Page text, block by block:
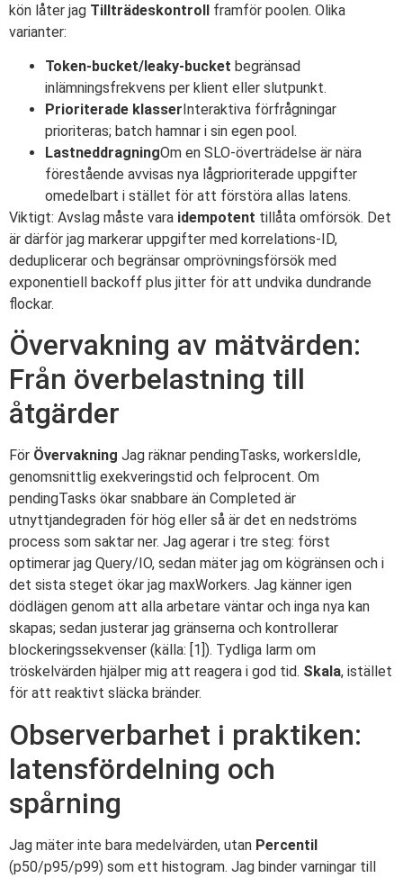
kön låter jag Tillträdeskontroll framför poolen. Olika
varianter:
Token-bucket/leaky-bucket begränsad
inlämningsfrekvens per klient eller slutpunkt.
Prioriterade klasserInteraktiva förfrågningar
prioriteras; batch hamnar i sin egen pool.
LastneddragningOm en SLO-överträdelse är nära
förestående avvisas nya lågprioriterade uppgifter
omedelbart i stället för att förstöra allas latens.
Viktigt: Avslag måste vara idempotent tillåta omförsök. Det
är därför jag markerar uppgifter med korrelations-ID,
deduplicerar och begränsar omprövningsförsök med
exponentiell backoff plus jitter för att undvika dundrande
flockar.
Övervakning av mätvärden:
Från överbelastning till
åtgärder
För Övervakning Jag räknar pendingTasks, workersIdle,
genomsnittlig exekveringstid och felprocent. Om
pendingTasks ökar snabbare än Completed är
utnyttjandegraden för hög eller så är det en nedströms
process som saktar ner. Jag agerar i tre steg: först
optimerar jag Query/IO, sedan mäter jag om kögränsen och i
det sista steget ökar jag maxWorkers. Jag känner igen
dödlägen genom att alla arbetare väntar och inga nya kan
skapas; sedan justerar jag gränserna och kontrollerar
blockeringssekvenser (källa: [1]). Tydliga larm om
tröskelvärden hjälper mig att reagera i god tid. Skala, istället
för att reaktivt släcka bränder.
Observerbarhet i praktiken:
latensfördelning och
spårning
Jag mäter inte bara medelvärden, utan Percentil
(p50/p95/p99) som ett histogram. Jag binder varningar till